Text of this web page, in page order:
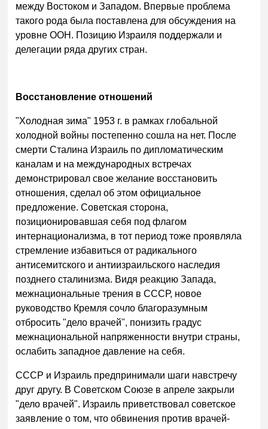
между Востоком и Западом. Впервые проблема
такого рода была поставлена для обсуждения на
уровне ООН. Позицию Израиля поддержали и
делегации ряда других стран.
Восстановление отношений
"Холодная зима" 1953 г. в рамках глобальной
холодной войны постепенно сошла на нет. После
смерти Сталина Израиль по дипломатическим
каналам и на международных встречах
демонстрировал свое желание восстановить
отношения, сделал об этом официальное
предложение. Советская сторона,
позиционировавшая себя под флагом
интернационализма, в тот период тоже проявляла
стремление избавиться от радикального
антисемитского и антиизраильского наследия
позднего сталинизма. Видя реакцию Запада,
межнациональные трения в СССР, новое
руководство Кремля сочло благоразумным
отбросить "дело врачей", понизить градус
межнациональной напряженности внутри страны,
ослабить западное давление на себя.
СССР и Израиль предпринимали шаги навстречу
друг другу. В Советском Союзе в апреле закрыли
"дело врачей". Израиль приветствовал советское
заявление о том, что обвинения против врачей-